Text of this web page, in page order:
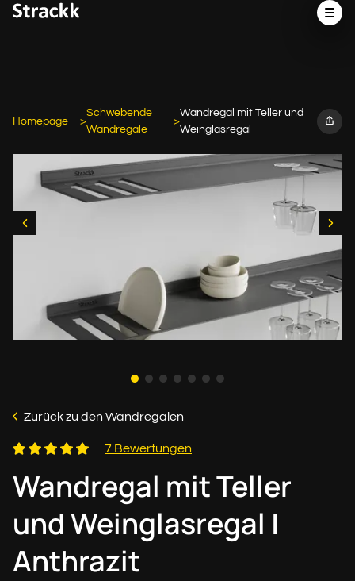
Homepage
Schwebende
Wandregale
Wandregal mit Teller und
Weinglasregal
Zurück zu den Wandregalen
7 Bewertungen
Wandregal mit Teller
und Weinglasregal |
Anthrazit